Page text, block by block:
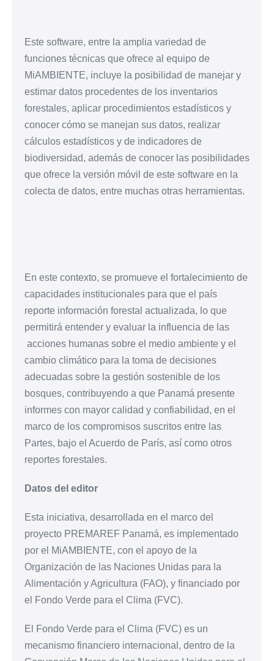
Este software, entre la amplia variedad de
funciones técnicas que ofrece al equipo de
MiAMBIENTE, incluye la posibilidad de manejar y
estimar datos procedentes de los inventarios
forestales, aplicar procedimientos estadísticos y
conocer cómo se manejan sus datos, realizar
cálculos estadísticos y de indicadores de
biodiversidad, además de conocer las posibilidades
que ofrece la versión móvil de este software en la
colecta de datos, entre muchas otras herramientas.
En este contexto, se promueve el fortalecimiento de
capacidades institucionales para que el país
reporte información forestal actualizada, lo que
permitirá entender y evaluar la influencia de las
acciones humanas sobre el medio ambiente y el
cambio climático para la toma de decisiones
adecuadas sobre la gestión sostenible de los
bosques, contribuyendo a que Panamá presente
informes con mayor calidad y confiabilidad, en el
marco de los compromisos suscritos entre las
Partes, bajo el Acuerdo de París, así como otros
reportes forestales.
Datos del editor
Esta iniciativa, desarrollada en el marco del
proyecto PREMAREF Panamá, es implementado
por el MiAMBIENTE, con el apoyo de la
Organización de las Naciones Unidas para la
Alimentación y Agricultura (FAO), y financiado por
el Fondo Verde para el Clima (FVC).
El Fondo Verde para el Clima (FVC) es un
mecanismo financiero internacional, dentro de la